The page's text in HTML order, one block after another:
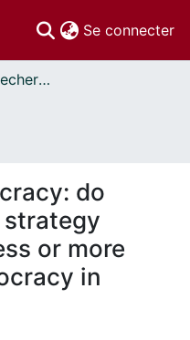
Se connecter
Vice-rectorat à la recherche // Office of the V-P, Research
do
or more
in